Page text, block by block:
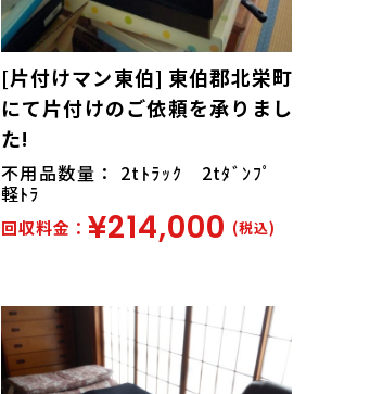
[片付けマン東伯] 東伯郡北栄町
にて片付けのご依頼を承りまし
た!
不用品数量： 2tﾄﾗｯｸ 2tﾀﾞﾝﾌﾟ
軽ﾄﾗ
回収料金： ¥214,000 (税込)